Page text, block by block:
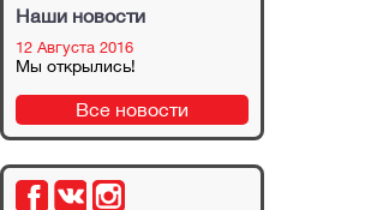
Наши новости
12 Августа 2016
Мы открылись!
Все новости